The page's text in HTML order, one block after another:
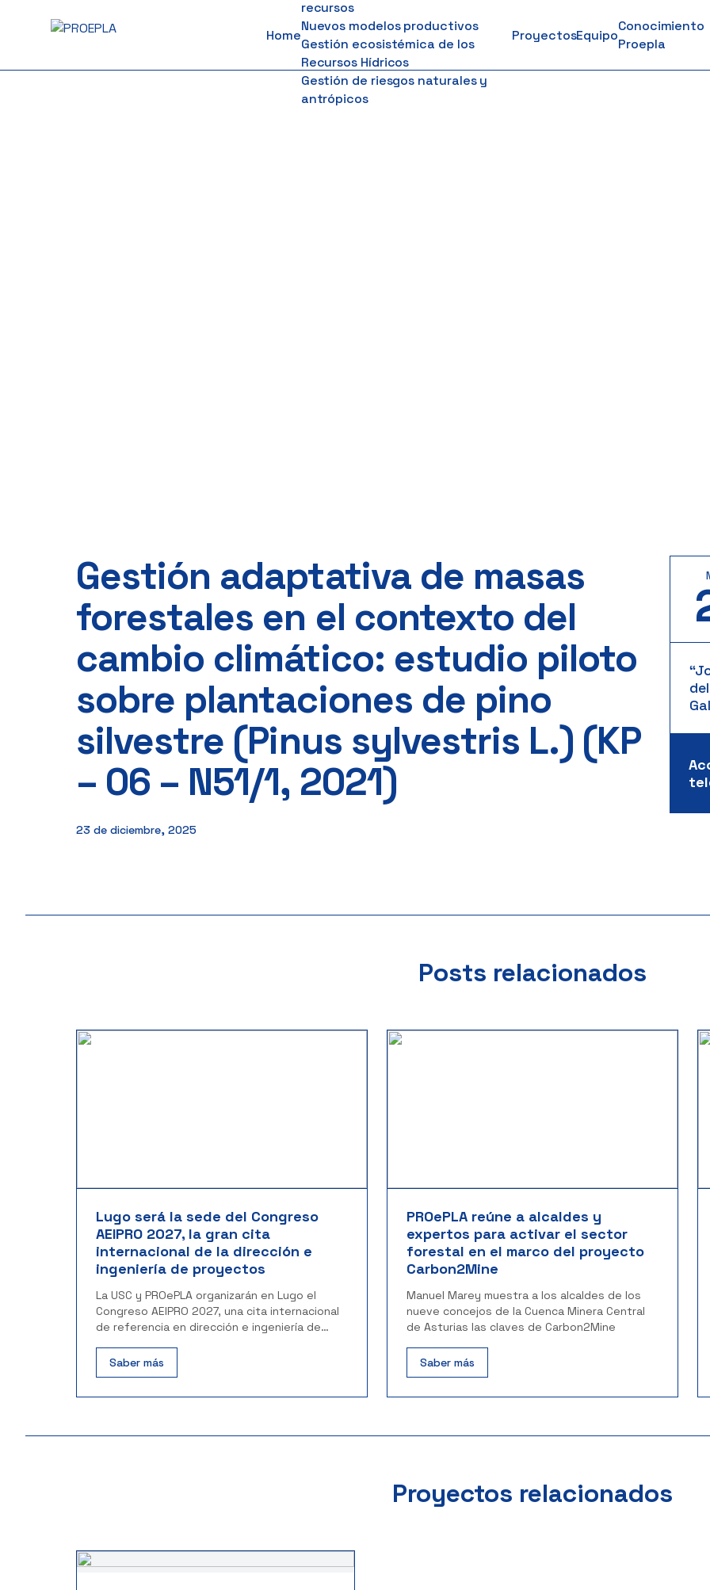
content
Home
recursos
Nuevos modelos productivos
Gestión ecosistémica de los
Recursos Hídricos
Gestión de riesgos naturales y
antrópicos
ProyectosEquipo
Conocimiento
Proepla
Gestión adaptativa de masas
forestales en el contexto del
cambio climático: estudio piloto
sobre plantaciones de pino
silvestre (Pinus sylvestris L.) (KP
– 06 – N51/1, 2021)
23 de diciembre, 2025
Posts relacionados
Lugo será la sede del Congreso
AEIPRO 2027, la gran cita
internacional de la dirección e
ingeniería de proyectos
La USC y PROePLA organizarán en Lugo el
Congreso AEIPRO 2027, una cita internacional
de referencia en dirección e ingeniería de
Saber más
PROePLA reúne a alcaldes y
expertos para activar el sector
forestal en el marco del proyecto
Carbon2Mine
Manuel Marey muestra a los alcaldes de los
nueve concejos de la Cuenca Minera Central
de Asturias las claves de Carbon2Mine
Saber más
Proyectos relacionados